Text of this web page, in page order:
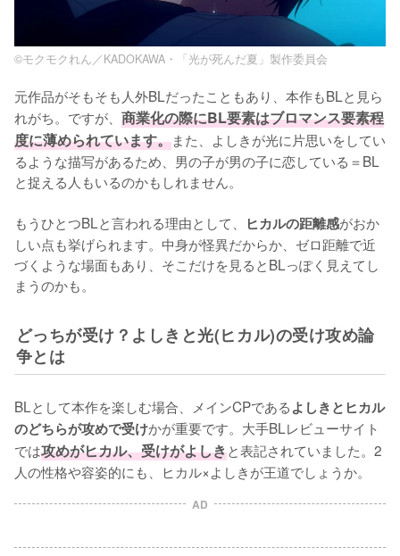
©モクモクれん／KADOKAWA・「光が死んだ夏」製作委員会
元作品がそもそも人外BLだったこともあり、本作もBLと見ら
れがち。ですが、 商業化の際にBL要素はブロマンス要素程
度に薄められています。また、よしきが光に片思いをしてい
るような描写があるため、男の子が男の子に恋している＝BL
と捉える人もいるのかもしれません。
もうひとつBLと言われる理由として、 ヒカルの距離感がおか
しい点も挙げられます。中身が怪異だからか、ゼロ距離で近
づくような場面もあり、そこだけを見るとBLっぽく見えてし
まうのかも。
どっちが受け？よしきと光(ヒカル)の受け攻め論
争とは
BLとして本作を楽しむ場合、メインCPであるよしきとヒカル
のどちらが攻めで受けかが重要です。大手BLレビューサイト
では攻めがヒカル、受けがよしきと表記されていました。2
人の性格や容姿的にも、ヒカル×よしきが王道でしょうか。
AD